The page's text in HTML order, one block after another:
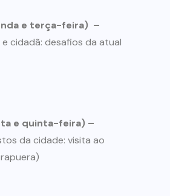
e terça-feira) –
cidadã: desafios da atual
e quinta-feira) –
da cidade: visita ao